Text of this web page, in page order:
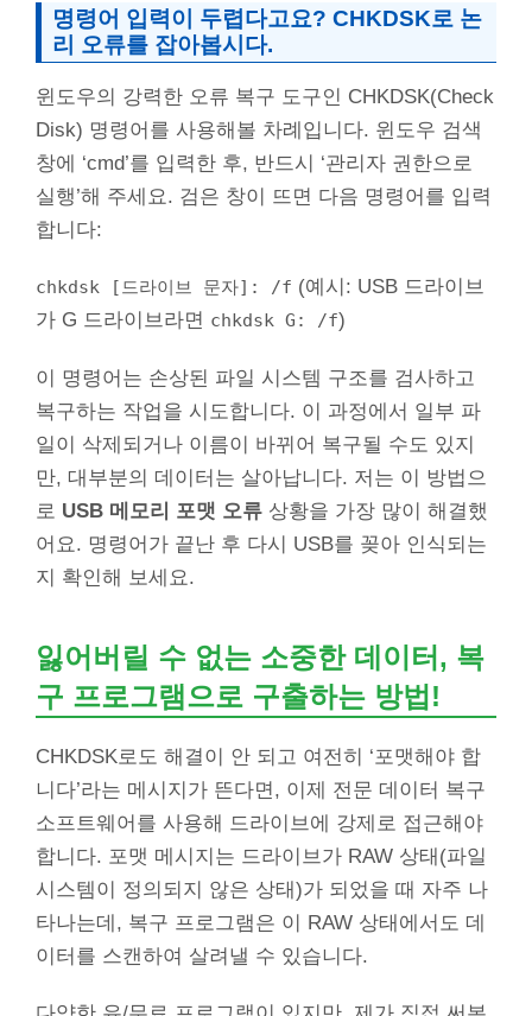
명령어 입력이 두렵다고요? CHKDSK로 논
리 오류를 잡아봅시다.
윈도우의 강력한 오류 복구 도구인 CHKDSK(Check
Disk) 명령어를 사용해볼 차례입니다. 윈도우 검색
창에 ‘cmd’를 입력한 후, 반드시 ‘관리자 권한으로
실행’해 주세요. 검은 창이 뜨면 다음 명령어를 입력
합니다:
chkdsk [드라이브 문자]: /f (예시: USB 드라이브
가 G 드라이브라면 chkdsk G: /f)
이 명령어는 손상된 파일 시스템 구조를 검사하고
복구하는 작업을 시도합니다. 이 과정에서 일부 파
일이 삭제되거나 이름이 바뀌어 복구될 수도 있지
만, 대부분의 데이터는 살아납니다. 저는 이 방법으
로 USB 메모리 포맷 오류 상황을 가장 많이 해결했
어요. 명령어가 끝난 후 다시 USB를 꽂아 인식되는
지 확인해 보세요.
잃어버릴 수 없는 소중한 데이터, 복
구 프로그램으로 구출하는 방법!
CHKDSK로도 해결이 안 되고 여전히 ‘포맷해야 합
니다’라는 메시지가 뜬다면, 이제 전문 데이터 복구
소프트웨어를 사용해 드라이브에 강제로 접근해야
합니다. 포맷 메시지는 드라이브가 RAW 상태(파일
시스템이 정의되지 않은 상태)가 되었을 때 자주 나
타나는데, 복구 프로그램은 이 RAW 상태에서도 데
이터를 스캔하여 살려낼 수 있습니다.